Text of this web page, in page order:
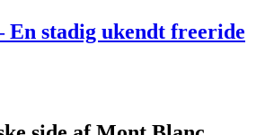
En stadig ukendt freeride